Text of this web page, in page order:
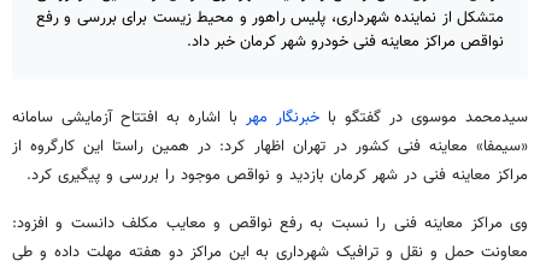
متشکل از نماینده شهرداری، پلیس راهور و محیط زیست برای بررسی و رفع
نواقص مراکز معاینه فنی خودرو شهر کرمان خبر داد.
سیدمحمد موسوی در گفتگو با خبرنگار مهر با اشاره به افتتاح آزمایشی سامانه
«سیمفا» معاینه ‌فنی کشور در تهران اظهار کرد: در همین راستا این کارگروه از
مراکز معاینه فنی در شهر کرمان بازدید و نواقص موجود را بررسی و پیگیری کرد.
وی مراکز معاینه فنی را نسبت به رفع نواقص و معایب مکلف دانست و افزود:
معاونت حمل و نقل و ترافیک شهرداری به این مراکز دو هفته مهلت داده و طی